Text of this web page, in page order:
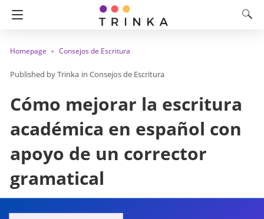
Homepage Consejos de Escritura
Trinka in Consejos de Escritura
Cómo mejorar la escritura
académica en español con
apoyo de un corrector
gramatical